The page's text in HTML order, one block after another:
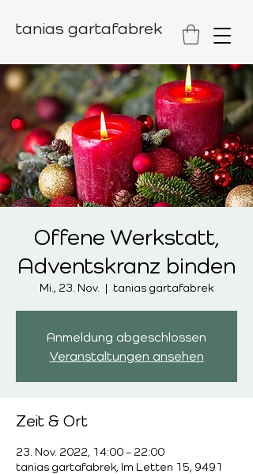
tanias gartafabrek
Offene Werkstatt,
Adventskranz binden
Mi., 23. Nov.
  |
tanias gartafabrek
Anmeldung abgeschlossen
Veranstaltungen ansehen
Zeit & Ort
23. Nov. 2022, 14:00 – 22:00
tanias gartafabrek, Im Letten 15, 9491